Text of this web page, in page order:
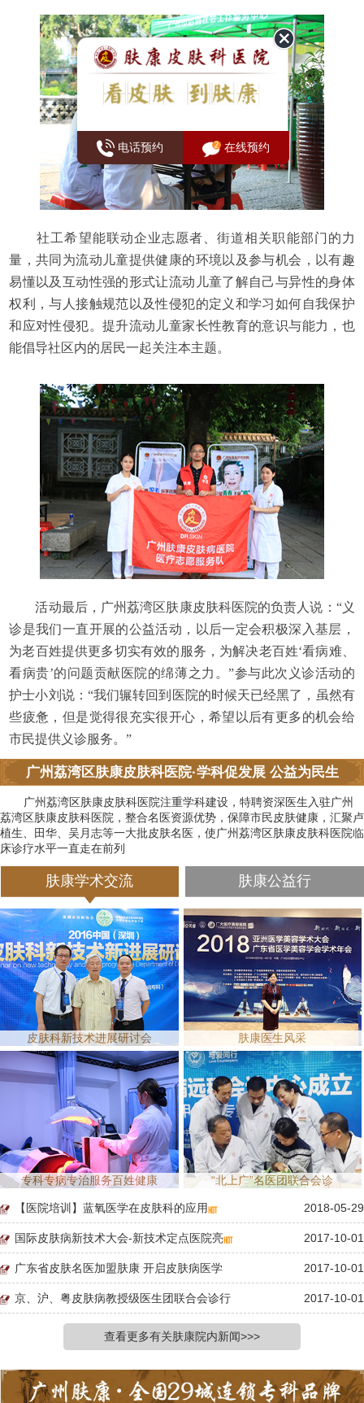
社工希望能联动企业志愿者、街道相关职能部门的力
量，共同为流动儿童提供健康的环境以及参与机会，以有趣
易懂以及互动性强的形式让流动儿童了解自己与异性的身体
权利，与人接触规范以及性侵犯的定义和学习如何自我保护
和应对性侵犯。提升流动儿童家长性教育的意识与能力，也
能倡导社区内的居民一起关注本主题。
活动最后，广州荔湾区肤康皮肤科医院的负责人说：“义
诊是我们一直开展的公益活动，以后一定会积极深入基层，
为老百姓提供更多切实有效的服务，为解决老百姓‘看病难、
看病贵’的问题贡献医院的绵薄之力。”参与此次义诊活动的
护士小刘说：“我们辗转回到医院的时候天已经黑了，虽然有
些疲惫，但是觉得很充实很开心，希望以后有更多的机会给
市民提供义诊服务。”
广州荔湾区肤康皮肤科医院·学科促发展 公益为民生
广州荔湾区肤康皮肤科医院注重学科建设，特聘资深医生入驻广州
荔湾区肤康皮肤科医院，整合名医资源优势，保障市民皮肤健康，汇聚卢
植生、田华、吴月志等一大批皮肤名医，使广州荔湾区肤康皮肤科医院临
床诊疗水平一直走在前列
肤康学术交流 肤康公益行
皮肤科新技术进展研讨会 肤康医生风采
专科专病专治服务百姓健康 “北上广”名医团联合会诊
【医院培训】蓝氧医学在皮肤科的应用 2018-05-29
国际皮肤病新技术大会-新技术定点医院亮 2017-10-01
广东省皮肤名医加盟肤康 开启皮肤病医学 2017-10-01
京、沪、粤皮肤病教授级医生团联合会诊行 2017-10-01
查看更多有关肤康院内新闻>>>
电话预约 在线预约